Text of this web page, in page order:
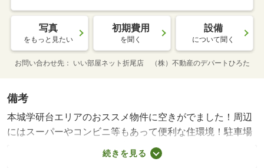
写真
をもっと見たい
初期費用
を聞く
設備
について聞く
お問い合わせ先 いい部屋ネット折尾店 （株）不動産のデパートひろた
備考
本城学研台エリアのおススメ物件に空きがでました！周辺
にはスーパーやコンビニ等もあって便利な住環境！駐車場
２台付き、他にも設備が充実したファミリー向けのお部屋
です！ぜひお問い合わせください♪・バイク置場：空なし・
続きを見る